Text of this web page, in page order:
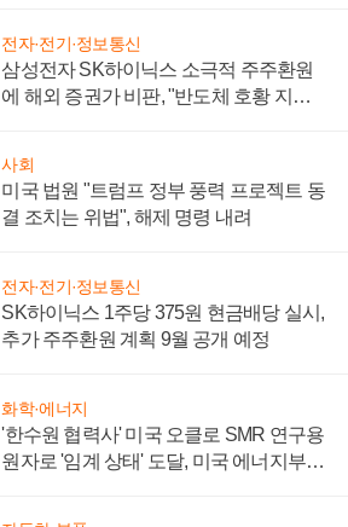
전자·전기·정보통신
삼성전자 SK하이닉스 소극적 주주환원
에 해외 증권가 비판, "반도체 호황 지속
사회
미국 법원 "트럼프 정부 풍력 프로젝트 동
결 조치는 위법", 해제 명령 내려
전자·전기·정보통신
SK하이닉스 1주당 375원 현금배당 실시,
추가 주주환원 계획 9월 공개 예정
화학·에너지
'한수원 협력사' 미국 오클로 SMR 연구용
원자로 '임계 상태' 도달, 미국 에너지부